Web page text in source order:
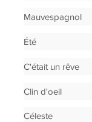
Mauvespagnol
Été
C'était un rêve
Clin d'oeil
Céleste